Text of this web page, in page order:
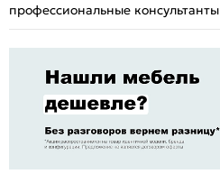
профессиональные консультанты